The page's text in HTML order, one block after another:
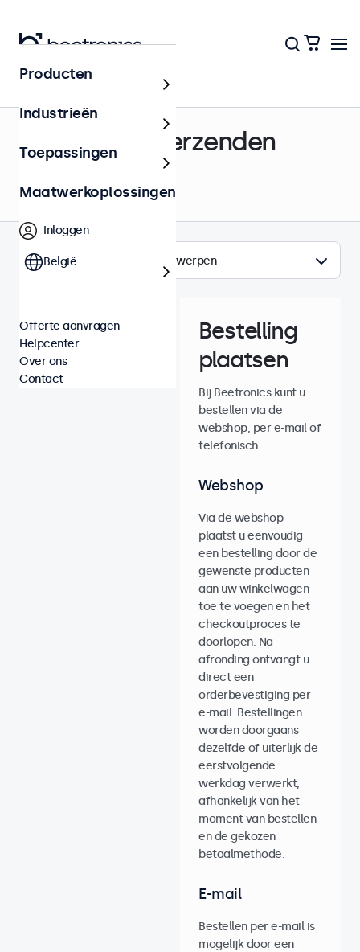
Bestellen & Verzenden
Onderwerpen
Bestelling
plaatsen
Bij Beetronics kunt u
bestellen via de
webshop, per e-mail of
telefonisch.
Webshop
Via de webshop
plaatst u eenvoudig
een bestelling door de
gewenste producten
aan uw winkelwagen
toe te voegen en het
checkoutproces te
doorlopen. Na
afronding ontvangt u
direct een
orderbevestiging per
e-mail. Bestellingen
worden doorgaans
dezelfde of uiterlijk de
eerstvolgende
werkdag verwerkt,
afhankelijk van het
moment van bestellen
en de gekozen
betaalmethode.
E-mail
Bestellen per e-mail is
mogelijk door een
Producten
Industrieën
Toepassingen
Maatwerkoplossingen
Inloggen
België
Offerte aanvragen
Helpcenter
Over ons
Contact